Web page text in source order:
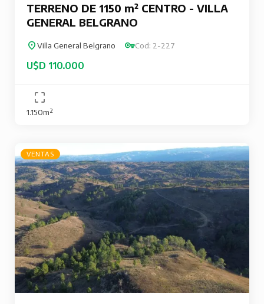
TERRENO DE 1150 m² CENTRO - VILLA
GENERAL BELGRANO
Villa General Belgrano Cod: 2-227
U$D 110.000
1.150m²
VENTAS